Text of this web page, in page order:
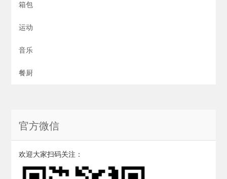
箱包
运动
音乐
餐厨
官方微信
欢迎大家扫码关注：